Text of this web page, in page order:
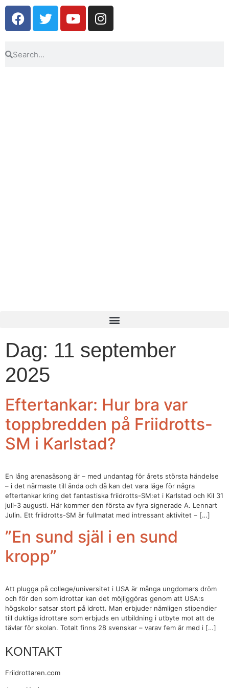
Dag: 11 september
2025
Eftertankar: Hur bra var
toppbredden på Friidrotts-
SM i Karlstad?
En lång arenasäsong är – med undantag för årets största händelse
– i det närmaste till ända och då kan det vara läge för några
eftertankar kring det fantastiska friidrotts-SM:et i Karlstad och Kil 31
juli-3 augusti. Här kommer den första av fyra signerade A. Lennart
Julin. Ett friidrotts-SM är fullmatat med intressant aktivitet – […]
”En sund själ i en sund
kropp”
Att plugga på college/universitet i USA är många ungdomars dröm
och för den som idrottar kan det möjliggöras genom att USA:s
högskolor satsar stort på idrott. Man erbjuder nämligen stipendier
till duktiga idrottare som erbjuds en utbildning i utbyte mot att de
tävlar för skolan. Totalt finns 28 svenskar – varav fem är med i […]
KONTAKT
Friidrottaren.com